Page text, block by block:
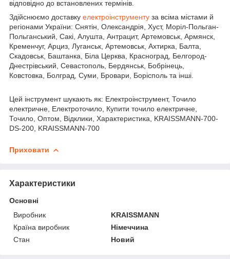
відповідно до встановлених термінів.
Здійснюємо доставку електроінструменту за всіма містами й
регіонами України: Снятін, Олександрія, Хуст, Моріл-Польган-
Польганський, Сакі, Алушта, Антрацит, Артемовськ, Армянск,
Кременчуг, Арциз, Луганськ, Артемовськ, Ахтирка, Балта,
Скадовськ, Баштанка, Біла Церква, Красноград, Белгород-
Днестрівський, Севастополь, Бердянськ, Бобрінець,
Ковстовка, Болград, Суми, Бровари, Борісполь та інші.
Цей інструмент шукають як: Електроінструмент, Точило
електричне, Електроточило, Купити точило електричне,
Точило, Оптом, Відклики, Характеристика, KRAISSMANN-700-
DS-200, KRAISSMANN-700
Приховати
Характеристики
Основні
Виробник
KRAISSMANN
Країна виробник
Німеччина
Стан
Новий